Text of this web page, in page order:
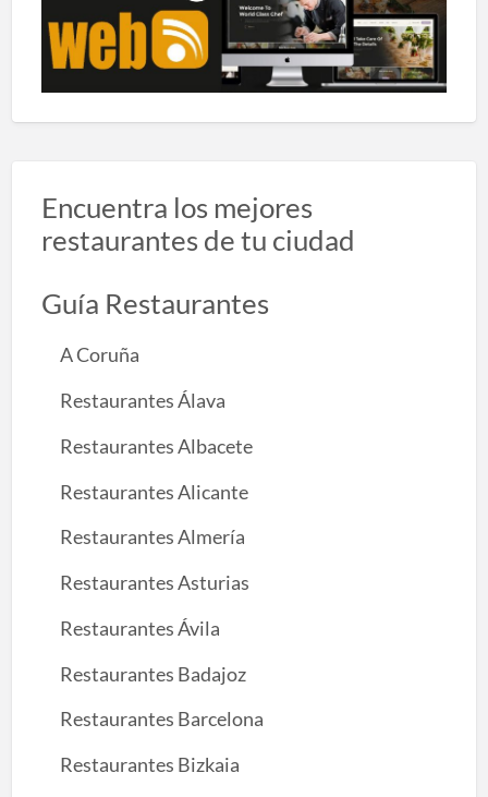
Encuentra los mejores
restaurantes de tu ciudad
Guía Restaurantes
A Coruña
Restaurantes Álava
Restaurantes Albacete
Restaurantes Alicante
Restaurantes Almería
Restaurantes Asturias
Restaurantes Ávila
Restaurantes Badajoz
Restaurantes Barcelona
Restaurantes Bizkaia